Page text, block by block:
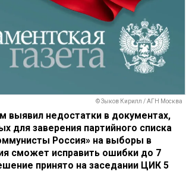
© Зыков Кирилл / АГН Москва
выявил недостатки в документах,
для заверения партийного списка
Россия» на выборы в
сможет исправить ошибки до 7
принято на заседании ЦИК 5